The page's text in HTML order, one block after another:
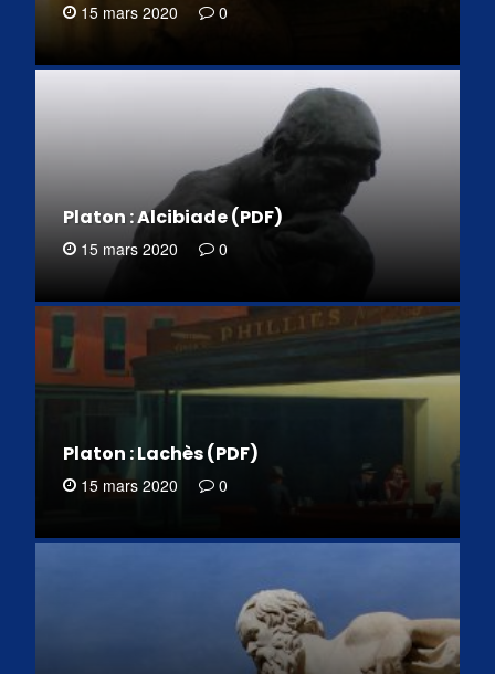
15 mars 2020 0
Platon : Alcibiade (PDF)
15 mars 2020 0
Platon : Lachès (PDF)
15 mars 2020 0